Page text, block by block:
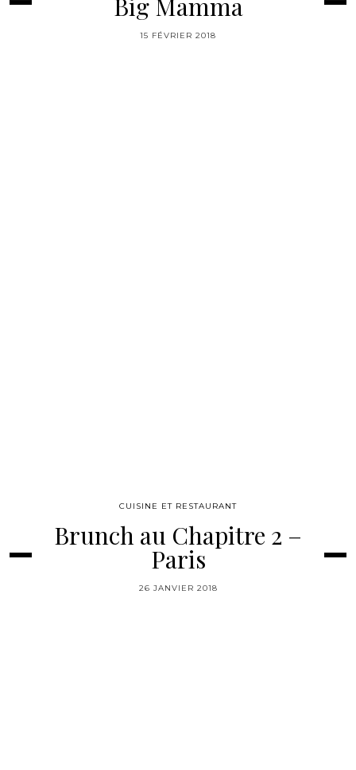
15 FÉVRIER 2018
CUISINE ET RESTAURANT
Brunch au Chapitre 2 –
Paris
26 JANVIER 2018